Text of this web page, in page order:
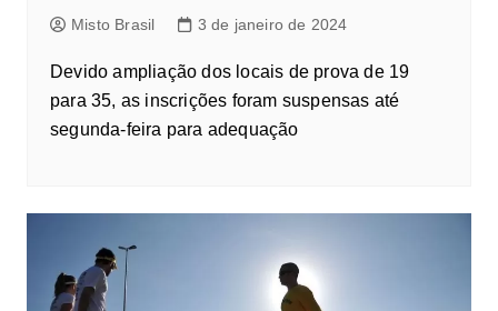
Misto Brasil 3 de janeiro de 2024
Devido ampliação dos locais de prova de 19
para 35, as inscrições foram suspensas até
segunda-feira para adequação